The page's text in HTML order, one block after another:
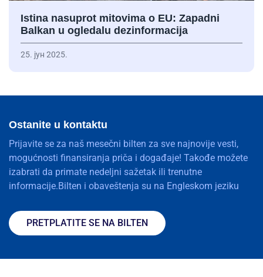
Istina nasuprot mitovima o EU: Zapadni
Balkan u ogledalu dezinformacija
25. јун 2025.
Ostanite u kontaktu
Prijavite se za naš mesečni bilten za sve najnovije vesti,
mogućnosti finansiranja priča i događaje! Takođe možete
izabrati da primate nedeljni sažetak ili trenutne
informacije.Bilten i obaveštenja su na Engleskom jeziku
PRETPLATITE SE NA BILTEN